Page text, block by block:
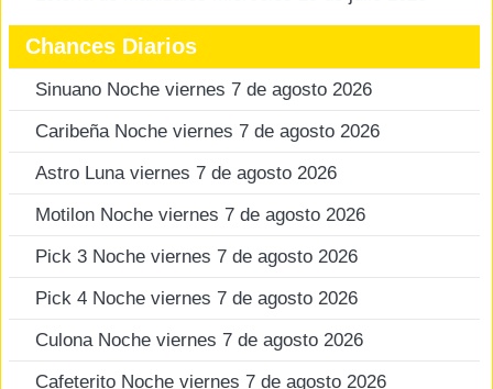
Chances Diarios
Sinuano Noche viernes 7 de agosto 2026
Caribeña Noche viernes 7 de agosto 2026
Astro Luna viernes 7 de agosto 2026
Motilon Noche viernes 7 de agosto 2026
Pick 3 Noche viernes 7 de agosto 2026
Pick 4 Noche viernes 7 de agosto 2026
Culona Noche viernes 7 de agosto 2026
Cafeterito Noche viernes 7 de agosto 2026